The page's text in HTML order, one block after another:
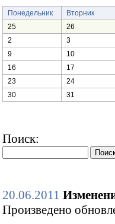
Понедельник
Вторник
25
26
2
3
9
10
16
17
23
24
30
31
Поиск:
20.06.2011
Произведено